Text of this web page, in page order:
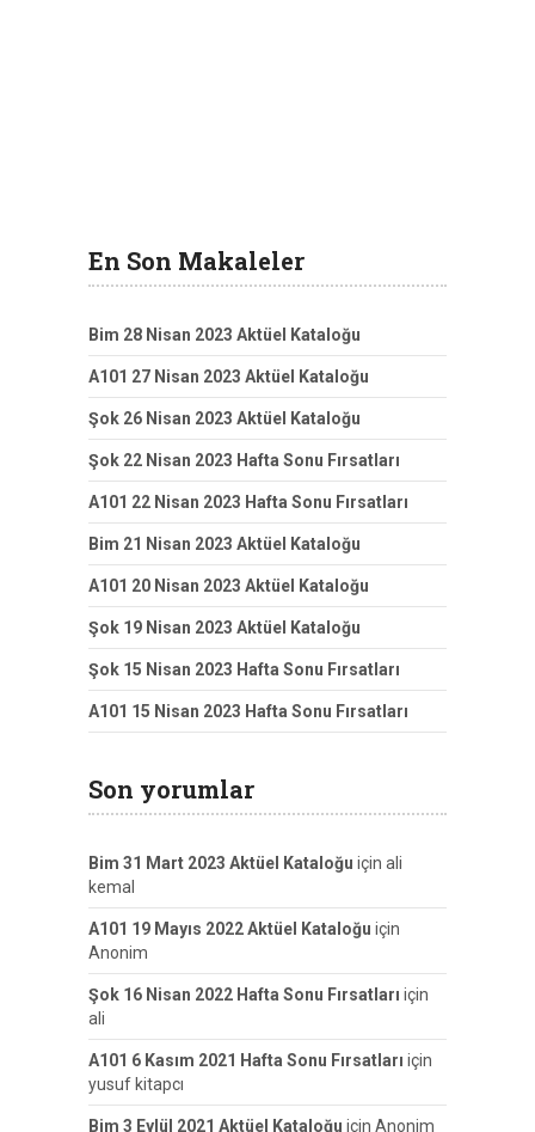
En Son Makaleler
Bim 28 Nisan 2023 Aktüel Kataloğu
A101 27 Nisan 2023 Aktüel Kataloğu
Şok 26 Nisan 2023 Aktüel Kataloğu
Şok 22 Nisan 2023 Hafta Sonu Fırsatları
A101 22 Nisan 2023 Hafta Sonu Fırsatları
Bim 21 Nisan 2023 Aktüel Kataloğu
A101 20 Nisan 2023 Aktüel Kataloğu
Şok 19 Nisan 2023 Aktüel Kataloğu
Şok 15 Nisan 2023 Hafta Sonu Fırsatları
A101 15 Nisan 2023 Hafta Sonu Fırsatları
Son yorumlar
Bim 31 Mart 2023 Aktüel Kataloğu için ali
kemal
A101 19 Mayıs 2022 Aktüel Kataloğu için
Anonim
Şok 16 Nisan 2022 Hafta Sonu Fırsatları için
ali
A101 6 Kasım 2021 Hafta Sonu Fırsatları için
yusuf kitapcı
Bim 3 Eylül 2021 Aktüel Kataloğu için Anonim